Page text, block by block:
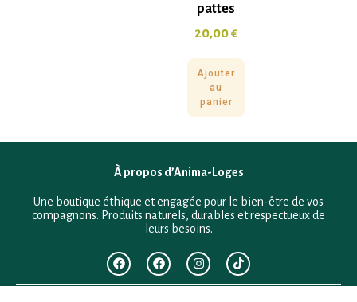
pattes
20,00€
Ajouter
au
panier
À propos d’Anima-Loges
Une boutique éthique et engagée pour le bien-être de vos
compagnons. Produits naturels, durables et respectueux de
leurs besoins.